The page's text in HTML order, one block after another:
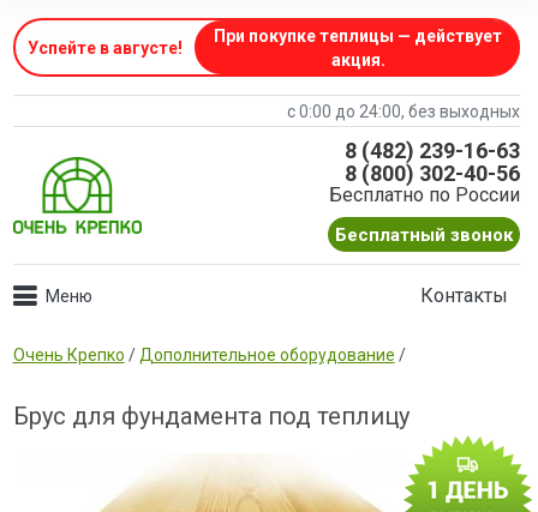
Успейте в августе!
При покупке теплицы — действует
акция.
с 0:00 до 24:00, без выходных
8 (482) 239-16-63
8 (800) 302-40-56
Бесплатно по России
Бесплатный звонок
Контакты
Очень Крепко / Дополнительное оборудование /
Брус для фундамента под теплицу